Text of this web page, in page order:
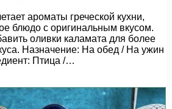
ароматы греческой кухни,
блюдо с оригинальным вкусом.
оливки каламата для более
Назначение: На обед / На ужин
Птица /…